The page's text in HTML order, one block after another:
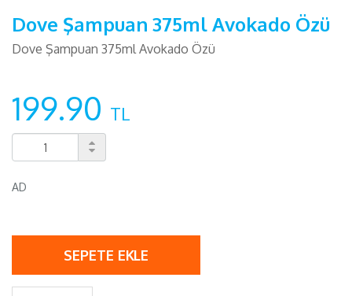
Dove Şampuan 375ml Avokado Özü
Dove Şampuan 375ml Avokado Özü
199.90 TL
AD
SEPETE EKLE